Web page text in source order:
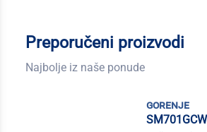
Preporučeni proizvodi
Najbolje iz naše ponude
gorenje
SM701GCW